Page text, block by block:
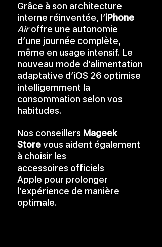
Grâce à son architecture
interne réinventée, l’iPhone
Air offre une autonomie
d’une journée complète,
même en usage intensif. Le
nouveau mode d’alimentation
adaptative d’iOS 26 optimise
intelligemment la
consommation selon vos
habitudes.
Nos conseillers Mageek
Store vous aident également
à choisir les
accessoires officiels
Apple pour prolonger
l’expérience de manière
optimale.